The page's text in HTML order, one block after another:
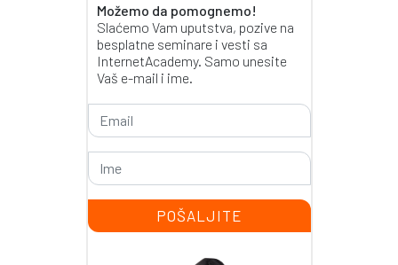
Možemo da pomognemo!
Slaćemo Vam uputstva, pozive na
besplatne seminare i vesti sa
InternetAcademy. Samo unesite
Vaš e-mail i ime.